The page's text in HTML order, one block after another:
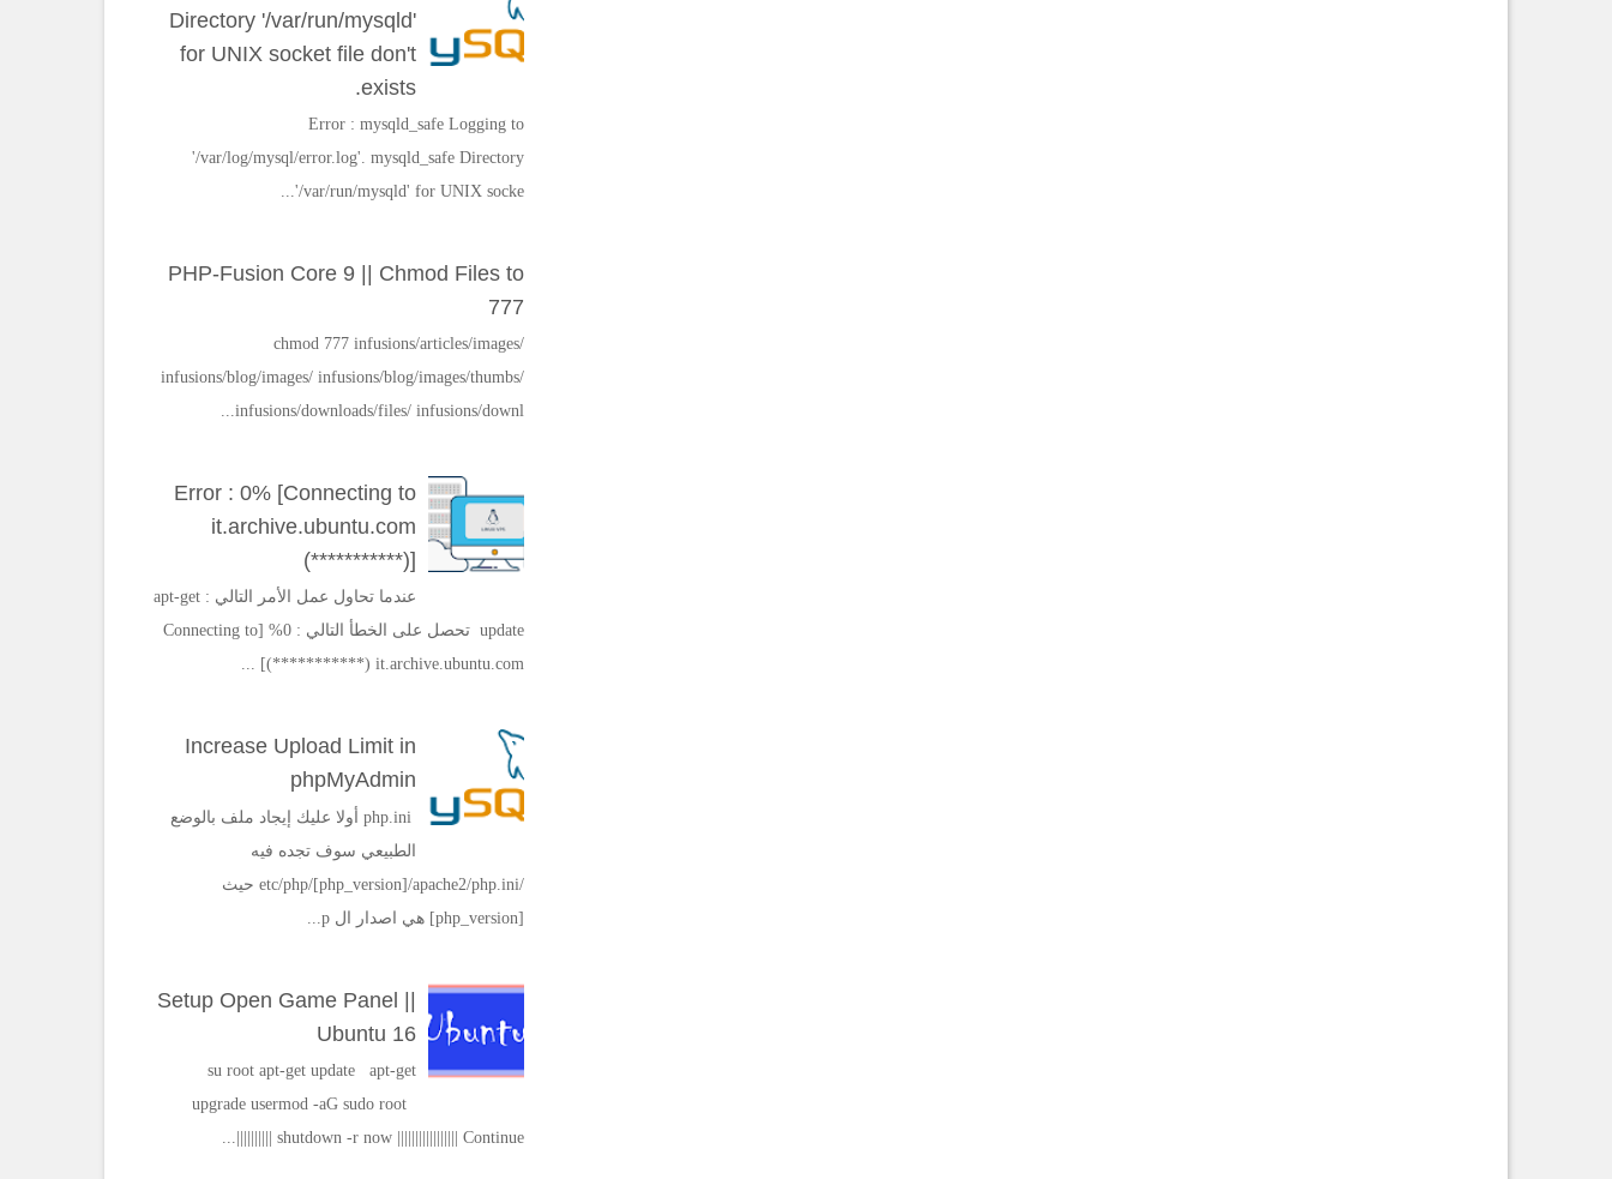
Directory '/var/run/mysqld'
for UNIX socket file don't
exists.
Error : mysqld_safe Logging to
'/var/log/mysql/error.log'. mysqld_safe Directory
'/var/run/mysqld' for UNIX socke...
PHP-Fusion Core 9 || Chmod Files to
777
chmod 777 infusions/articles/images/
infusions/blog/images/ infusions/blog/images/thumbs/
infusions/downloads/files/ infusions/downl...
Error : 0% [Connecting to
it.archive.ubuntu.com
(***********)]
عندما تحاول عمل الأمر التالي : apt-get
update تحصل على الخطأ التالي : 0% [Connecting to
it.archive.ubuntu.com (***********)] ...
Increase Upload Limit in
phpMyAdmin
php.ini أولا عليك إيجاد ملف بالوضع
الطبيعي سوف تجده فيه
/etc/php/[php_version]/apache2/php.ini حيث
[php_version] هي اصدار ال p...
Setup Open Game Panel ||
Ubuntu 16
su root apt-get update apt-get
upgrade usermod -aG sudo root
shutdown -r now ||||||||||||||||| Continue ||||||||||...